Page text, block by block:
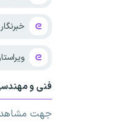
خبرنگار
ویراستار
فنی و
جهت مشاهده